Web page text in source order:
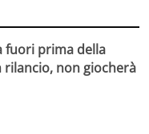
fuori prima della
rilancio, non giocherà